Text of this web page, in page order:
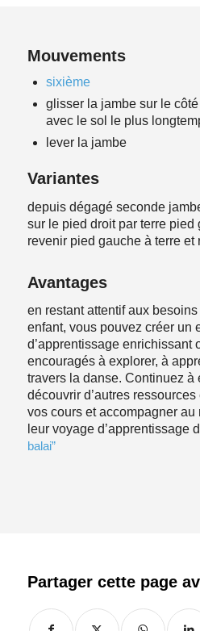
Mouvements
sixième
glisser la jambe sur le
avec le sol le plus
lever la jambe
Variantes
depuis dégagé seconde
sur le pied droit par terre pied
revenir pied gauche à terre et
Avantages
en restant attentif aux
enfant, vous pouvez créer un
d’apprentissage enrichissant
encouragés à explorer, à
travers la danse. Continuez à
découvrir d’autres
vos cours et accompagner
leur voyage d’apprentissage
balai”